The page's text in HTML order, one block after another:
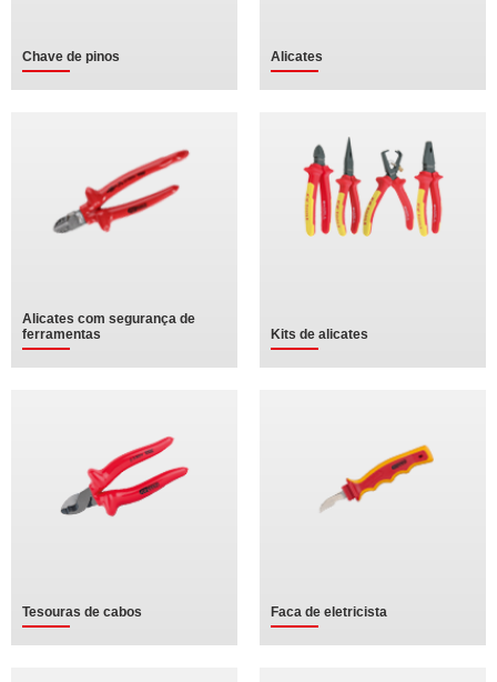
Chave de pinos Alicates
Alicates com segurança de
ferramentas
Kits de alicates
Tesouras de cabos Faca de eletricista